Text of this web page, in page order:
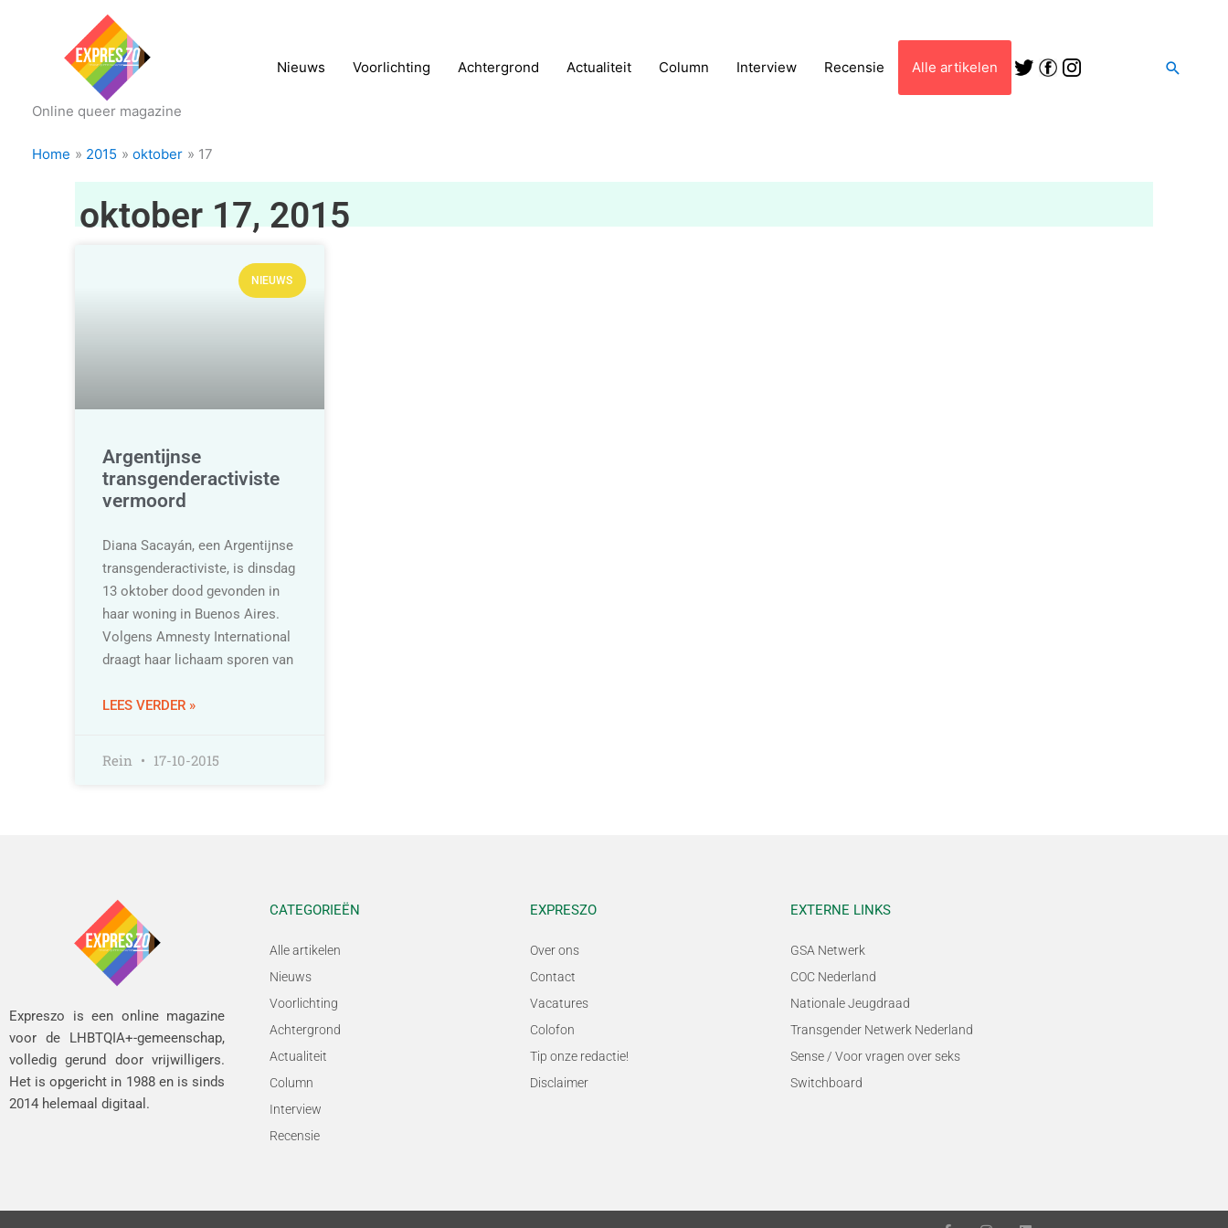
Online queer magazine
Nieuws Voorlichting Achtergrond Actualiteit Column Interview Recensie Alle artikelen Zoeken
Home 2015 oktober 17
oktober 17, 2015
NIEUWS
Argentijnse
transgenderactiviste
vermoord
Diana Sacayán, een Argentijnse
transgenderactiviste, is dinsdag
13 oktober dood gevonden in
haar woning in Buenos Aires.
Volgens Amnesty International
draagt haar lichaam sporen van
LEES VERDER »
Rein 17-10-2015
Expreszo is een online magazine
voor de LHBTQIA+-gemeenschap,
volledig gerund door vrijwilligers.
Het is opgericht in 1988 en is sinds
2014 helemaal digitaal.
CATEGORIEËN
Alle artikelen
Nieuws
Voorlichting
Achtergrond
Actualiteit
Column
Interview
Recensie
EXPRESZO
Over ons
Contact
Vacatures
Colofon
Tip onze redactie!
Disclaimer
EXTERNE LINKS
GSA Netwerk
COC Nederland
Nationale Jeugdraad
Transgender Netwerk Nederland
Sense / Voor vragen over seks
Switchboard